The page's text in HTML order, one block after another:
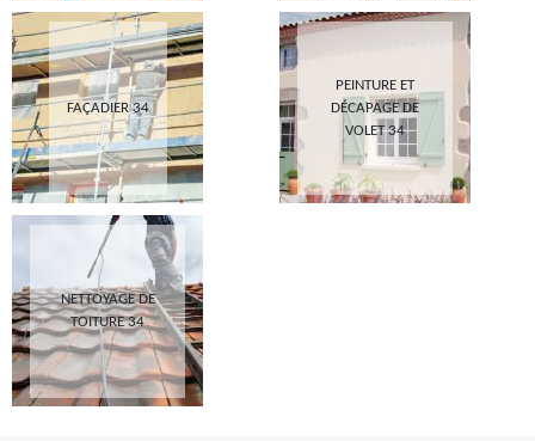
FAÇADIER 34
PEINTURE ET
DÉCAPAGE DE
VOLET 34
NETTOYAGE DE
TOITURE 34